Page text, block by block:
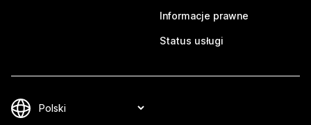
Informacje prawne
Status usługi